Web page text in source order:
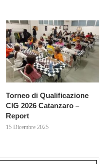
Torneo di Qualificazione
CIG 2026 Catanzaro –
Report
15 Dicembre 2025